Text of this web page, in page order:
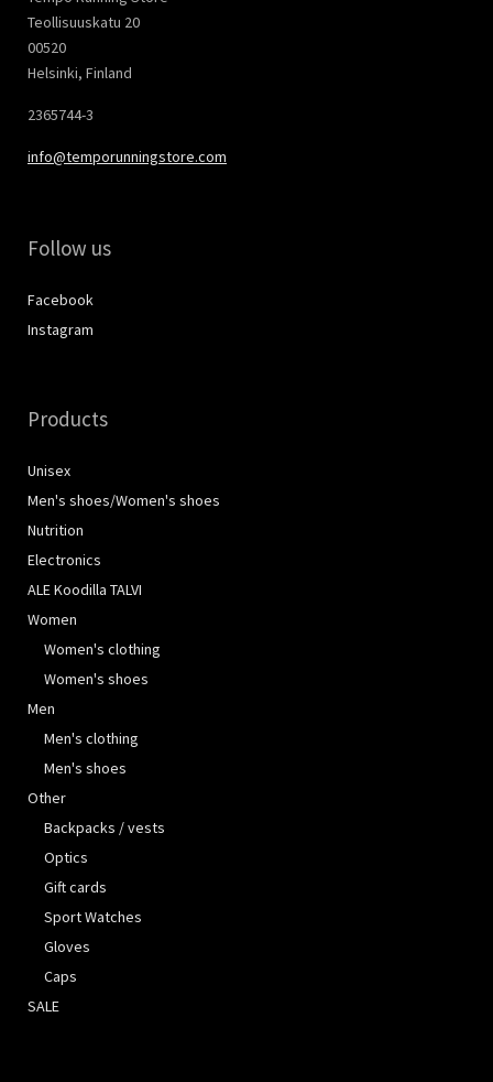
Teollisuuskatu 20
00520
Helsinki, Finland
2365744-3
info@temporunningstore.com
Follow us
Facebook
Instagram
Products
Unisex
Men's shoes/Women's shoes
Nutrition
Electronics
ALE Koodilla TALVI
Women
Women's clothing
Women's shoes
Men
Men's clothing
Men's shoes
Other
Backpacks / vests
Optics
Gift cards
Sport Watches
Gloves
Caps
SALE